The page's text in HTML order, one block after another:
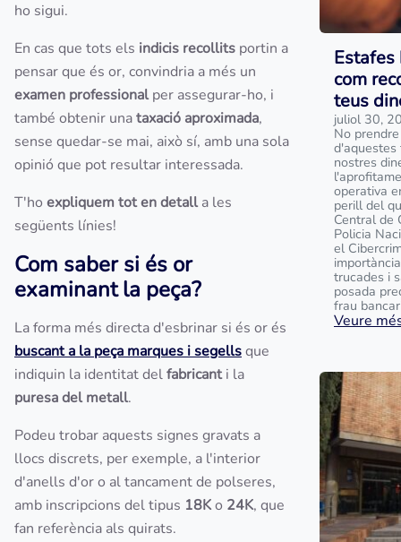
ho sigui.
En cas que tots els indicis recollits portin a
pensar que és or, convindria a més un
examen professionalper assegurar-ho, i
també obtenir unataxació aproximada,
sense quedar-se mai, això sí, amb una sola
opinió que pot resultar interessada.
T'ho expliquem tot en detalla les
següents línies!
Com saber si és or
examinant la peça?
La forma més directa d'esbrinar si és or és
buscant a la peça marques i segellsque
indiquin la identitat delfabricanti la
puresa del metall.
Podeu trobar aquests signes gravats a
llocs discrets, per exemple, a l'interior
d'anells d'or o al tancament de polseres,
amb inscripcions del tipus 18Ko 24K, que
fan referència als quirats.
Estafes
com
teus
juliol 30,
No
d'aquestes
nostres
operativa
perill del
Central de
Policia
el
trucades i
posada
frau
Veure